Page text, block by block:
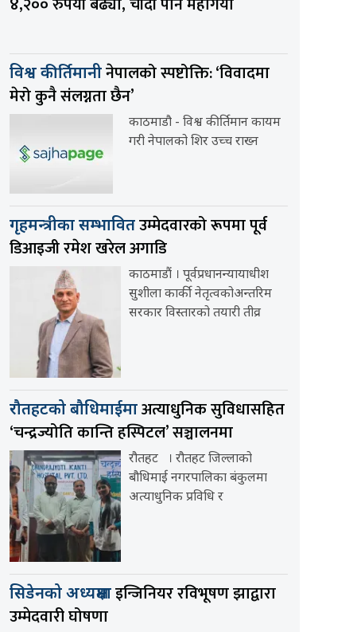
विश्व कीर्तिमानीनेपालको स्पष्टोक्ति: ‘विवादमा
मेरो कुनै संलग्नता छैन’
काठमाडौ - विश्व कीर्तिमान कायम
गरी नेपालको शिर उच्च राख्न
गृहमन्त्रीका सम्भावितउम्मेदवारको रूपमा पूर्व
डिआइजी रमेश खरेल अगाडि
काठमाडौं । पूर्वप्रधानन्यायाधीश
सुशीला कार्की नेतृत्वकोअन्तरिम
सरकार विस्तारको तयारी तीव्र
रौतहटको बौधिमाईमाअत्याधुनिक सुविधासहित
‘चन्द्रज्योति कान्ति हस्पिटल’ सञ्चालनमा
रौतहट । रौतहट जिल्लाको
बौधिमाई नगरपालिका बंकुलमा
अत्याधुनिक प्रविधि र
सिडेनको अध्यक्षमाइन्जिनियर रविभूषण झाद्वारा
उम्मेदवारी घोषणा